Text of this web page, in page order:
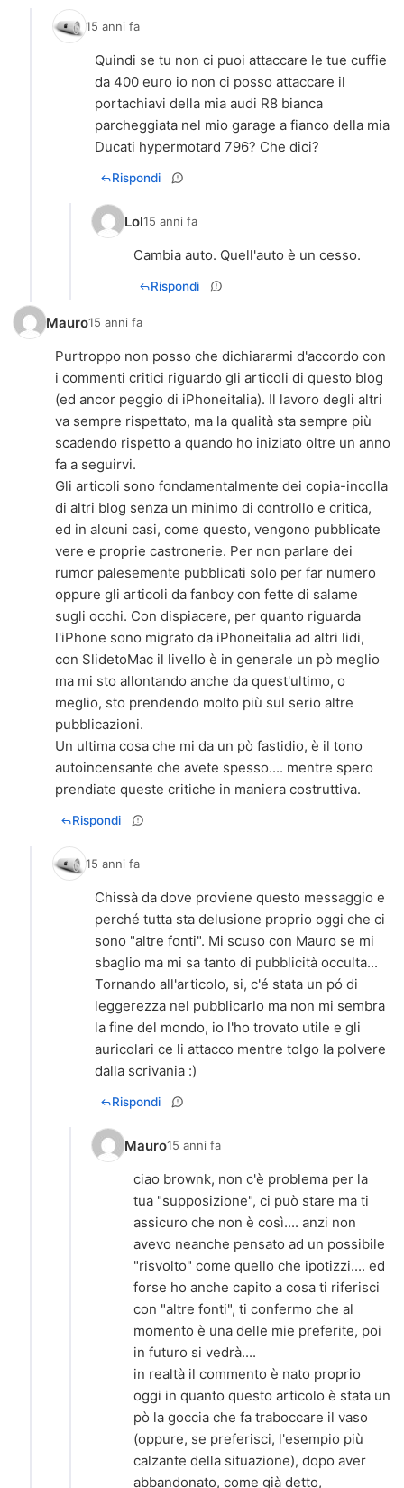
15 anni fa
Quindi se tu non ci puoi attaccare le tue cuffie
da 400 euro io non ci posso attaccare il
portachiavi della mia audi R8 bianca
parcheggiata nel mio garage a fianco della mia
Ducati hypermotard 796? Che dici?
Rispondi
Lol15 anni fa
Cambia auto. Quell'auto è un cesso.
Rispondi
Mauro15 anni fa
Purtroppo non posso che dichiararmi d'accordo con
i commenti critici riguardo gli articoli di questo blog
(ed ancor peggio di iPhoneitalia). Il lavoro degli altri
va sempre rispettato, ma la qualità sta sempre più
scadendo rispetto a quando ho iniziato oltre un anno
fa a seguirvi.
Gli articoli sono fondamentalmente dei copia-incolla
di altri blog senza un minimo di controllo e critica,
ed in alcuni casi, come questo, vengono pubblicate
vere e proprie castronerie. Per non parlare dei
rumor palesemente pubblicati solo per far numero
oppure gli articoli da fanboy con fette di salame
sugli occhi. Con dispiacere, per quanto riguarda
l'iPhone sono migrato da iPhoneitalia ad altri lidi,
con SlidetoMac il livello è in generale un pò meglio
ma mi sto allontando anche da quest'ultimo, o
meglio, sto prendendo molto più sul serio altre
pubblicazioni.
Un ultima cosa che mi da un pò fastidio, è il tono
autoincensante che avete spesso.... mentre spero
Rispondi
15 anni fa
Chissà da dove proviene questo messaggio e
perché tutta sta delusione proprio oggi che ci
sono "altre fonti". Mi scuso con Mauro se mi
sbaglio ma mi sa tanto di pubblicità occulta...
Tornando all'articolo, si, c'é stata un pó di
leggerezza nel pubblicarlo ma non mi sembra
la fine del mondo, io l'ho trovato utile e gli
auricolari ce li attacco mentre tolgo la polvere
dalla scrivania :)
Rispondi
Mauro15 anni fa
ciao brownk, non c'è problema per la
tua "supposizione", ci può stare ma ti
assicuro che non è così.... anzi non
avevo neanche pensato ad un possibile
"risvolto" come quello che ipotizzi.... ed
forse ho anche capito a cosa ti riferisci
con "altre fonti", ti confermo che al
momento è una delle mie preferite, poi
in futuro si vedrà....
in realtà il commento è nato proprio
oggi in quanto questo articolo è stata un
pò la goccia che fa traboccare il vaso
(oppure, se preferisci, l'esempio più
calzante della situazione), dopo aver
abbandonato, come già detto,